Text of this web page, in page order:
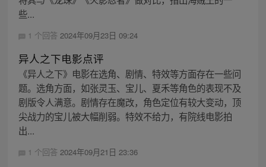
些...
1 个回答 2024年09月23日 09:24
异人之下电影点评
《异人之下》电影在选角、剧情、特效等方面存在一些问
题。选角方面，如张灵玉、宝儿、夏禾等角色的表现不及
剧版令人满意。剧情存在魔改，角色定位有较大变动，顶
尖战力的宝儿被大幅削弱。特效不给力，有院线电影拍
出...
1 个回答 2024年09月21日 23:36